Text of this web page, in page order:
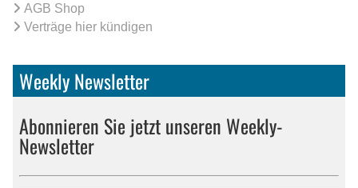
AGB Shop
Verträge hier kündigen
Weekly Newsletter
Abonnieren Sie jetzt unseren Weekly-
Newsletter